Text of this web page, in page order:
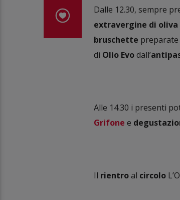
Dalle 12.30, sempre
extravergine di oliva
bruschette preparate
di Olio Evodall’
Alle 14.30 i presenti
Grifone e
Il rientroal circolo